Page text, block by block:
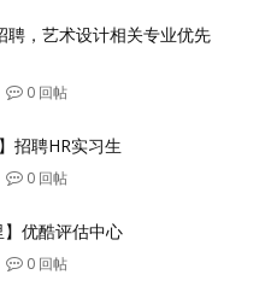
，艺术设计相关专业优先
0 回帖
招聘HR实习生
0 回帖
优酷评估中心
0 回帖